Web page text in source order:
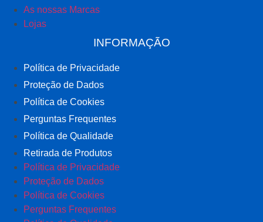
As nossas Marcas
Lojas
INFORMAÇÃO
Política de Privacidade
Proteção de Dados
Política de Cookies
Perguntas Frequentes
Política de Qualidade
Retirada de Produtos
Política de Privacidade
Proteção de Dados
Política de Cookies
Perguntas Frequentes